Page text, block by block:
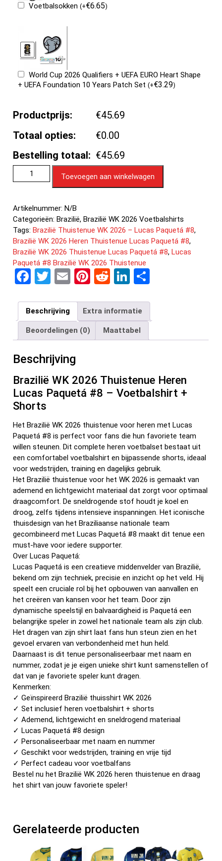
Voetbalsokken(+€6.65)
World Cup 2026 Qualifiers + UEFA EURO Heart Shape
+ UEFA Foundation 10 Years Patch Set(+€3.29)
Productprijs:
€45.69
Totaal opties:
€0.00
Bestelling totaal: €45.69
Toevoegen aan winkelwagen
Artikelnummer:N/B
Categorieën:Brazilië,Brazilië WK 2026 Voetbalshirts
Tags:Brazilië Thuistenue WK 2026 – Lucas Paquetá #8,
Brazilië WK 2026 Heren Thuistenue Lucas Paquetá #8,
Brazilië WK 2026 Thuistenue Lucas Paquetá #8,Lucas
Paquetá #8 Brazilië WK 2026 Thuistenue
F
ce
b
o
o
k
T
tt
er
E
ail
Pi
er
es
t
R
d
di
t
Li
ke
dI
n
e
n
Beschrijving Extra informatie
Beoordelingen (0) Maattabel
Beschrijving
Brazilië WK 2026 Thuistenue Heren
Lucas Paquetá #8 – Voetbalshirt +
Shorts
Het Brazilië WK 2026 thuistenue voor heren met Lucas
Paquetá #8 is perfect voor fans die hun favoriete team
willen steunen. Dit complete heren voetbalset bestaat uit
een comfortabel voetbalshirt en bijpassende shorts, ideaal
voor wedstrijden, training en dagelijks gebruik.
Het Brazilië thuistenue voor het WK 2026 is gemaakt van
ademend en lichtgewicht materiaal dat zorgt voor optimaal
draagcomfort. De sneldrogende stof houdt je koel en
droog, zelfs tijdens intensieve inspanningen. Het iconische
thuisdesign van het Braziliaanse nationale team
gecombineerd met Lucas Paquetá #8 maakt dit tenue een
must-have voor iedere supporter.
Over Lucas Paquetá:
Lucas Paquetá is een creatieve middenvelder van Brazilië,
bekend om zijn techniek, precisie en inzicht op het veld. Hij
speelt een cruciale rol bij het opbouwen van aanvallen en
het creëren van kansen voor het team. Door zijn
dynamische speelstijl en balvaardigheid is Paquetá een
belangrijke speler in zowel het nationale team als zijn club.
Het dragen van zijn shirt laat fans hun steun zien en het
gevoel ervaren van verbondenheid met hun held.
Daarnaast is dit tenue personaliseerbaar met naam en
nummer, zodat je je eigen unieke shirt kunt samenstellen of
dat van je favoriete speler kunt dragen.
Kenmerken:
✓ Geïnspireerd Brazilië thuisshirt WK 2026
✓ Set inclusief heren voetbalshirt + shorts
✓ Ademend, lichtgewicht en sneldrogend materiaal
✓ Lucas Paquetá #8 design
✓ Personaliseerbaar met naam en nummer
✓ Geschikt voor wedstrijden, training en vrije tijd
✓ Perfect cadeau voor voetbalfans
Bestel nu het Brazilië WK 2026 heren thuistenue en draag
het shirt van jouw favoriete speler!
Gerelateerde producten